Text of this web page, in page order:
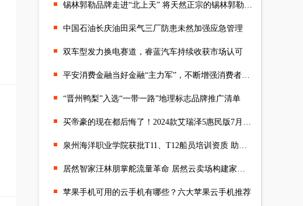
锡林郭勒品牌走进“北上天” 将天然正宗的锡林郭勒美食带给直辖市
中国石油长庆油田采气三厂防患未然加强应急管理
双车型发力换电赛道，睿蓝汽车持续收获市场认可
平安消费金融当好金融“主力军”，不断增强消费者满意度
“晋州鸭梨”入选“一带一路”地理标志品牌推广清单
买帝豪的现在都后悔了！2024款艾瑞泽5惠民版7月最新政策，至高70
泉州海洋职业学院获批T11、T12船员培训资质 助推绿色低碳航运发
居然智家汪林朋掌舵流量革命 居然云卖场构建家居营销新生态
苹果手机可用的云手机有哪些？六大苹果云手机推荐